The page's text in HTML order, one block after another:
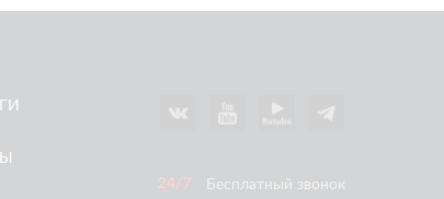
Бесплатный звонок